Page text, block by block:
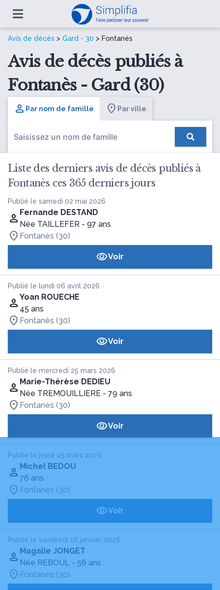
Avis de décès > Gard - 30 > Fontanès
Avis de décès publiés à
Fontanès - Gard (30)
Par nom de famille Par ville
Liste des derniers avis de décès publiés à
Fontanès ces 365 derniers jours
Publié le samedi 02 mai 2026
Fernande DESTAND
Née TAILLEFER - 97 ans
Fontanès (30)
Voir
Publié le lundi 06 avril 2026
Yoan ROUECHE
45 ans
Fontanès (30)
Voir
Publié le mercredi 25 mars 2026
Marie-Thérèse DEDIEU
Née TREMOUILLIERE - 79 ans
Fontanès (30)
Voir
Publié le jeudi 05 mars 2026
Michel BEDOU
76 ans
Fontanès (30)
Voir
Publié le vendredi 16 janvier 2026
Magalie JONGET
Née REBOUL - 56 ans
Fontanès (30)